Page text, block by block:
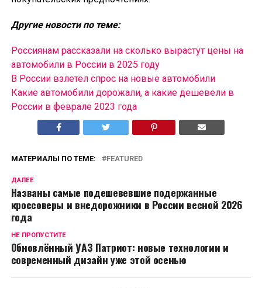
Другие новости по теме:
Россиянам рассказали на сколько вырастут цены на
автомобили в России в 2025 году
В России взлетел спрос на новые автомобили
Какие автомобили дорожали, а какие дешевели в
России в феврале 2023 года
МАТЕРИАЛЫ ПО ТЕМЕ: FEATURED
ДАЛЕЕ
Названы самые подешевевшие подержанные
кроссоверы и внедорожники в России весной 2026
года
НЕ ПРОПУСТИТЕ
Обновлённый УАЗ Патриот: новые технологии и
современный дизайн уже этой осенью